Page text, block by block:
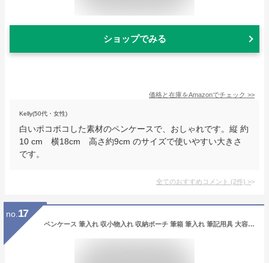
ショップでみる
価格と在庫をAmazonでチェック >>
Kelly(50代・女性)
白いポコポコした素材のペンケースで、おしゃれです。縦 約
10 cm 横18cm 高さ約9cm のサイズで使いやすい大きさ
です。
全てのおすすめコメント (2件) >
no. 17
ペンケース 筆入れ 収小物入れ 収納ポーチ 筆箱 筆入れ 筆記用具 大容量 多収納 仕切り 女子 おしゃれ かわいい プリンセス シンプル 韓国 男女兼用 小学生 大学生 高校生 中学生 ギフト プレゼント お祝い 母の日 4色選択 ママの化粧ポーチにも